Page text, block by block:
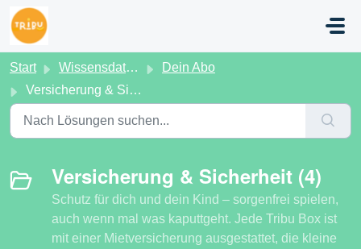
Zum hauptsächlichen Inhalt gehen
Start Wissensdatenbank
Dein Abo
Versicherung & Sicherheit
Versicherung & Sicherheit (4)
Schutz für dich und dein Kind – sorgenfrei spielen,
auch wenn mal was kaputtgeht. Jede Tribu Box ist
mit einer Mietversicherung ausgestattet, die kleine